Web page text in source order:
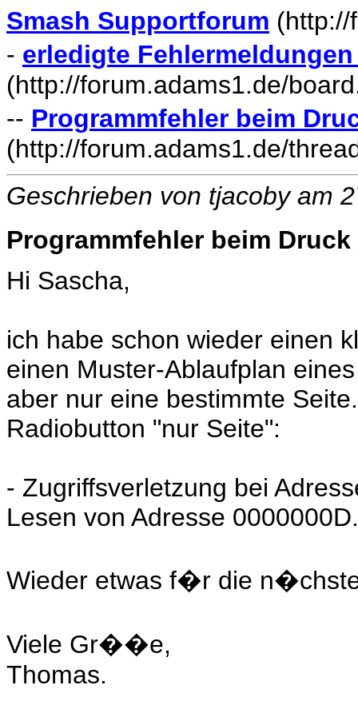
Smash Supportforum (http://
- erledigte
(http://forum.adams1.de/
-- Programmfehler beim
(http://forum.adams1.de/
Geschrieben von tjacoby am
Programmfehler beim
Hi Sascha,
ich habe schon wieder einen
einen Muster-Ablaufplan
aber nur eine bestimmte
Radiobutton "nur Seite":
- Zugriffsverletzung bei
Lesen von Adresse 0000000D.
Wieder etwas f�r die
Viele Gr��e,
Thomas.